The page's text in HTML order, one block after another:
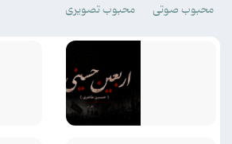
محبوب صوتی
محبوب تصویری